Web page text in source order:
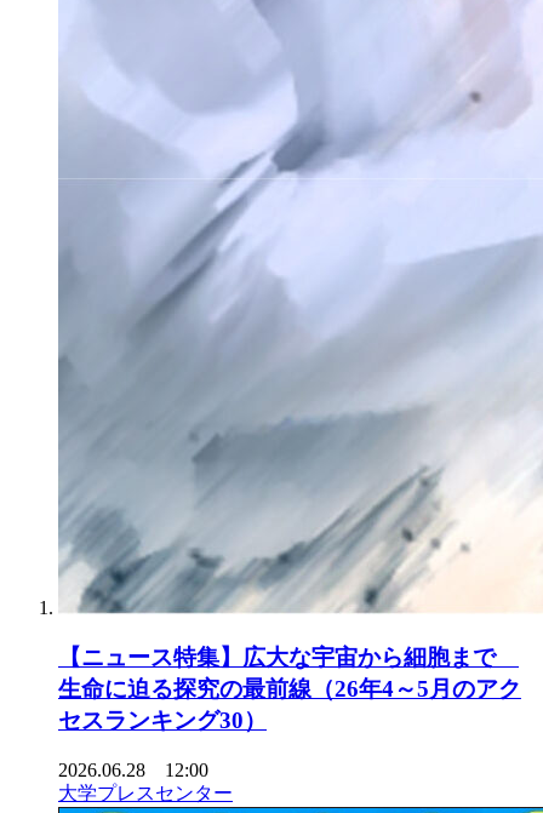
【ニュース特集】広大な宇宙から細胞まで
生命に迫る探究の最前線（26年4～5月のアク
セスランキング30）
2026.06.28 12:00
大学プレスセンター